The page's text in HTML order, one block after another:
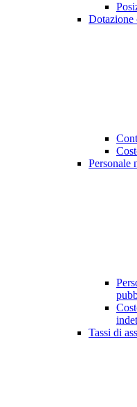
Dotazione
Personale
Tassi di